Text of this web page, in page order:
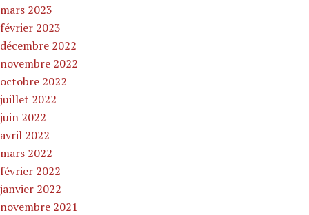
mars 2023
février 2023
décembre 2022
novembre 2022
octobre 2022
juillet 2022
juin 2022
avril 2022
mars 2022
février 2022
janvier 2022
novembre 2021